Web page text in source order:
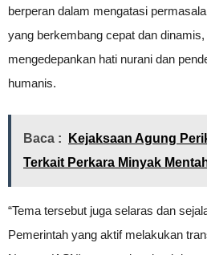
berperan dalam mengatasi
yang berkembang cepat dan
mengedepankan hati nurani dan
humanis.
Baca :
Kejaksaan Agung
Terkait Perkara Minyak
“Tema tersebut juga selaras dan
Pemerintah yang aktif melakukan